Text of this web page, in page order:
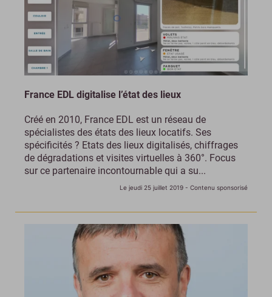
France EDL digitalise l’état des lieux
Créé en 2010, France EDL est un réseau de
spécialistes des états des lieux locatifs. Ses
spécificités ? Etats des lieux digitalisés, chiffrages
de dégradations et visites virtuelles à 360°. Focus
sur ce partenaire incontournable qui a su...
Le jeudi 25 juillet 2019 - Contenu sponsorisé